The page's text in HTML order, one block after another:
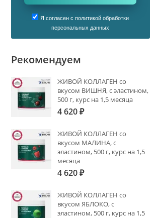
Я согласен с политикой обработки
персональных данных
Рекомендуем
ЖИВОЙ КОЛЛАГЕН со
вкусом ВИШНЯ, с эластином,
500 г, курс на 1,5 месяца
4 620₽
ЖИВОЙ КОЛЛАГЕН со
вкусом МАЛИНА, с
эластином, 500 г, курс на 1,5
месяца
4 620₽
ЖИВОЙ КОЛЛАГЕН со
вкусом ЯБЛОКО, с
эластином, 500 г, курс на 1,5